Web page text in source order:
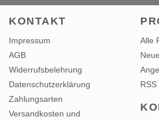
KONTAKT
Impressum
AGB
Widerrufsbelehrung
Datenschutzerklärung
Zahlungsarten
Versandkosten und
Alle
RSS